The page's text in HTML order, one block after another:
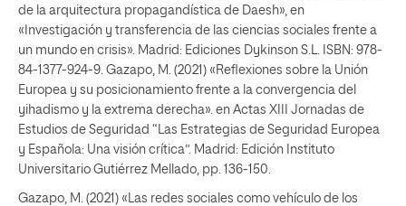
de la arquitectura propagandística de Daesh», en
«Investigación y transferencia de las ciencias sociales frente a
un mundo en crisis». Madrid: Ediciones Dykinson S.L. ISBN: 978-
84-1377-924-9. Gazapo, M. (2021) «Reflexiones sobre la Unión
Europea y su posicionamiento frente a la convergencia del
yihadismo y la extrema derecha». en Actas XIII Jornadas de
Estudios de Seguridad “Las Estrategias de Seguridad Europea
y Española: Una visión crítica”. Madrid: Edición Instituto
Universitario Gutiérrez Mellado, pp. 136-150.
Gazapo, M. (2021) «Las redes sociales como vehículo de los